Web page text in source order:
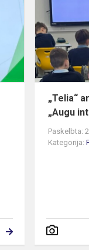
,,Lietuvos
keliais"
„Telia“
„Augu
Paskelbta:
Kategorija: